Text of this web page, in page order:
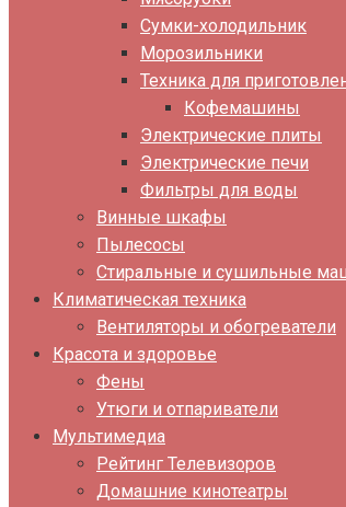
Сумки-холодильник
Морозильники
Техника для
Кофемашины
Электрические плиты
Электрические печи
Фильтры для воды
Винные шкафы
Пылесосы
Стиральные и сушильные
Климатическая техника
Вентиляторы и обогреватели
Красота и здоровье
Фены
Утюги и отпариватели
Мультимедиа
Рейтинг Телевизоров
Домашние кинотеатры